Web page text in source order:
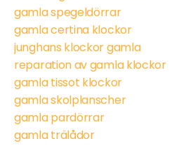
gamla spegeldörrar
gamla certina klockor
junghans klockor gamla
reparation av gamla klockor
gamla tissot klockor
gamla skolplanscher
gamla pardörrar
gamla trälådor